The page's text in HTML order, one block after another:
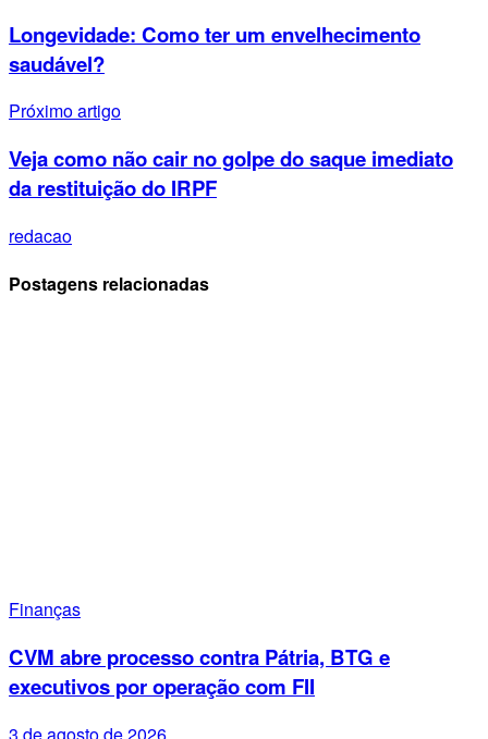
Longevidade: Como ter um envelhecimento
saudável?
Próximo artigo
Veja como não cair no golpe do saque imediato
da restituição do IRPF
redacao
Postagens relacionadas
Finanças
CVM abre processo contra Pátria, BTG e
executivos por operação com FII
3 de agosto de 2026